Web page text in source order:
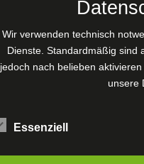
IN
Wir verwenden technisch
Dienste. Standardmäßig sind
jedoch nach belieben
unsere
Essenziell